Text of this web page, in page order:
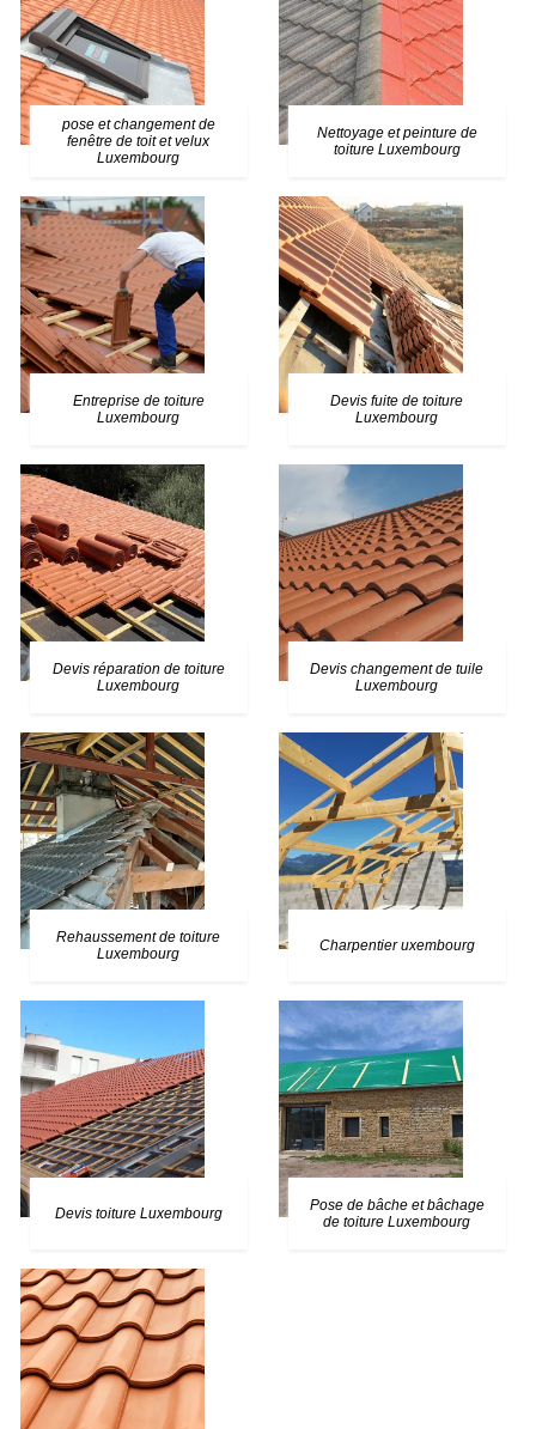
pose et changement de
fenêtre de toit et velux
Luxembourg
Nettoyage et peinture de
toiture Luxembourg
Entreprise de toiture
Luxembourg
Devis fuite de toiture
Luxembourg
Devis réparation de toiture
Luxembourg
Devis changement de tuile
Luxembourg
Rehaussement de toiture
Luxembourg
Charpentier uxembourg
Devis toiture Luxembourg
Pose de bâche et bâchage
de toiture Luxembourg